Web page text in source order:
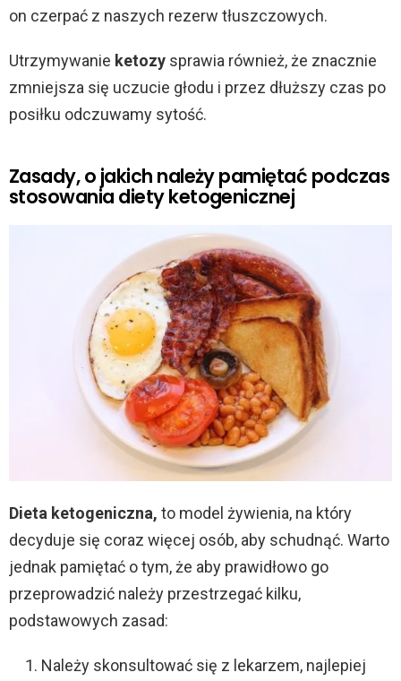
on czerpać z naszych rezerw tłuszczowych.
Utrzymywanie ketozy sprawia również, że znacznie
zmniejsza się uczucie głodu i przez dłuższy czas po
posiłku odczuwamy sytość.
Zasady, o jakich należy pamiętać podczas
stosowania diety ketogenicznej
Dieta ketogeniczna, to model żywienia, na który
decyduje się coraz więcej osób, aby schudnąć. Warto
jednak pamiętać o tym, że aby prawidłowo go
przeprowadzić należy przestrzegać kilku,
podstawowych zasad:
Należy skonsultować się z lekarzem, najlepiej